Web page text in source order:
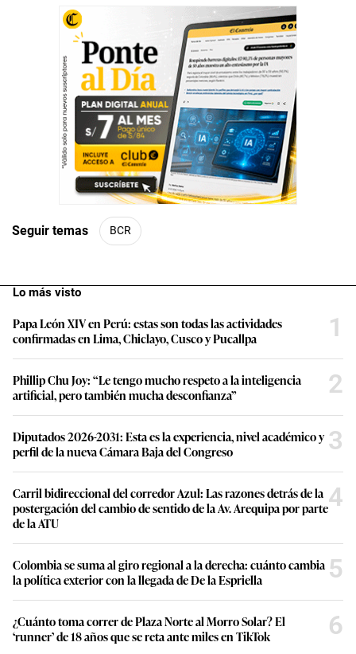
Seguir temas BCR
Lo más visto
Papa León XIV en Perú: estas son todas las actividades
confirmadas en Lima, Chiclayo, Cusco y Pucallpa
1
Phillip Chu Joy: “Le tengo mucho respeto a la inteligencia
artificial, pero también mucha desconfianza”
2
Diputados 2026-2031: Esta es la experiencia, nivel académico y
perfil de la nueva Cámara Baja del Congreso
3
Carril bidireccional del corredor Azul: Las razones detrás de la
postergación del cambio de sentido de la Av. Arequipa por parte
de la ATU
4
Colombia se suma al giro regional a la derecha: cuánto cambia
la política exterior con la llegada de De la Espriella
5
¿Cuánto toma correr de Plaza Norte al Morro Solar? El
‘runner’ de 18 años que se reta ante miles en TikTok
6